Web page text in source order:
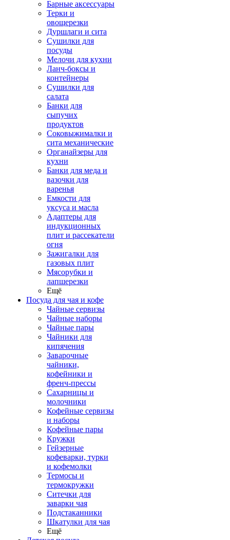
Барные аксессуары
Терки и
овощерезки
Дуршлаги и сита
Сушилки для
посуды
Мелочи для кухни
Ланч-боксы и
контейнеры
Сушилки для
салата
Банки для
сыпучих
продуктов
Соковыжималки и
сита механические
Органайзеры для
кухни
Банки для меда и
вазочки для
варенья
Емкости для
уксуса и масла
Адаптеры для
индукционных
плит и рассекатели
огня
Зажигалки для
газовых плит
Мясорубки и
лапшерезки
Ещё
Посуда для чая и кофе
Чайные сервизы
Чайные наборы
Чайные пары
Чайники для
кипячения
Заварочные
чайники,
кофейники и
френч-прессы
Сахарницы и
молочники
Кофейные сервизы
и наборы
Кофейные пары
Кружки
Гейзерные
кофеварки, турки
и кофемолки
Термосы и
термокружки
Ситечки для
заварки чая
Подстаканники
Шкатулки для чая
Ещё